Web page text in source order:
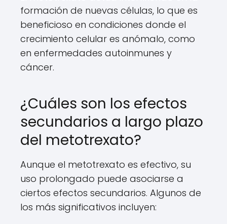
formación de nuevas células, lo que es
beneficioso en condiciones donde el
crecimiento celular es anómalo, como
en enfermedades autoinmunes y
cáncer.
¿Cuáles son los efectos
secundarios a largo plazo
del metotrexato?
Aunque el metotrexato es efectivo, su
uso prolongado puede asociarse a
ciertos efectos secundarios. Algunos de
los más significativos incluyen: